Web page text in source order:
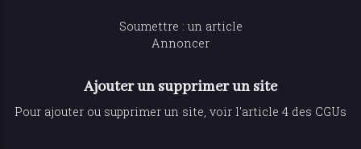
Soumettre : un article
Annoncer
Ajouter un supprimer un site
Pour ajouter ou supprimer un site, voir l'article 4 des CGUs